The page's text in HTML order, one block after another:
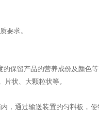
要求。
保留产品的营养成份及颜色等
状、大颗粒状等。
，通过输送装置的匀料板，使